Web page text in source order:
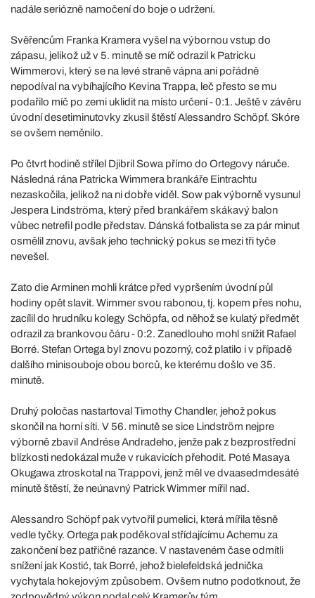
nadále seriózně namočení do boje o udržení.
Svěřencům Franka Kramera vyšel na výbornou vstup do
zápasu, jelikož už v 5. minutě se míč odrazil k Patricku
Wimmerovi, který se na levé straně vápna ani pořádně
nepodíval na vybíhajícího Kevina Trappa, leč přesto se mu
podařilo míč po zemi uklidit na místo určení - 0:1. Ještě v závěru
úvodní desetiminutovky zkusil štěstí Alessandro Schöpf. Skóre
se ovšem neměnilo.
Po čtvrt hodině střílel Djibril Sowa přímo do Ortegovy náruče.
Následná rána Patricka Wimmera brankáře Eintrachtu
nezaskočila, jelikož na ni dobře viděl. Sow pak výborně vysunul
Jespera Lindströma, který před brankářem skákavý balon
vůbec netrefil podle představ. Dánská fotbalista se za pár minut
osmělil znovu, avšak jeho technický pokus se mezi tři tyče
nevešel.
Zato die Arminen mohli krátce před vypršením úvodní půl
hodiny opět slavit. Wimmer svou rabonou, tj. kopem přes nohu,
zacílil do hrudníku kolegy Schöpfa, od něhož se kulatý předmět
odrazil za brankovou čáru - 0:2. Zanedlouho mohl snížit Rafael
Borré. Stefan Ortega byl znovu pozorný, což platilo i v případě
dalšího minisouboje obou borců, ke kterému došlo ve 35.
minutě.
Druhý poločas nastartoval Timothy Chandler, jehož pokus
skončil na horní síti. V 56. minutě se sice Lindström nejpre
výborně zbavil Andrése Andradeho, jenže pak z bezprostřední
blízkosti nedokázal muže v rukavicích přehodit. Poté Masaya
Okugawa ztroskotal na Trappovi, jenž měl ve dvaasedmdesáté
minutě štěstí, že neúnavný Patrick Wimmer mířil nad.
Alessandro Schöpf pak vytvořil pumelici, která mířila těsně
vedle tyčky. Ortega pak poděkoval střídajícímu Achemu za
zakončení bez patřičné razance. V nastaveném čase odmítli
snížení jak Kostić, tak Borré, jehož bielefeldská jednička
vychytala hokejovým způsobem. Ovšem nutno podotknout, že